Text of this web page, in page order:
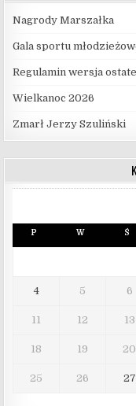
Nagrody Marszałka
Gala sportu
Regulamin wersja
Wielkanoc 2026
Zmarł Jerzy Szuliński
P W Ś
4 5 6
11 12 13
18 19 20
25 26 27